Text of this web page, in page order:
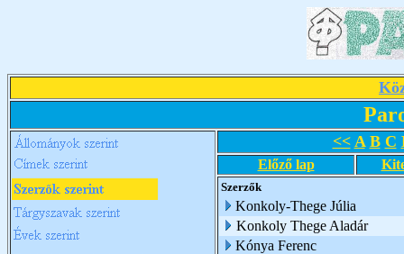
<< A B C
Előző lap
Szerzők
Konkoly-Thege Júlia
Konkoly Thege Aladár
Kónya Ferenc